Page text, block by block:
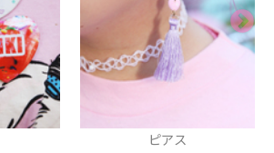
キャップ